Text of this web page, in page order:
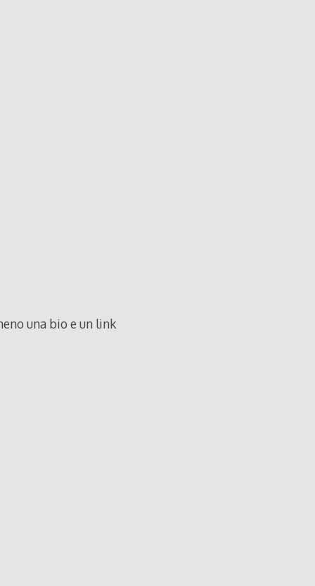
una bio e un link